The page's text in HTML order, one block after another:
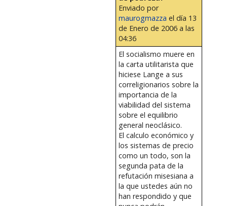
Enviado por
maurogmazza el día 13
de Enero de 2006 a las
04:36
El socialismo muere en
la carta utilitarista que
hiciese Lange a sus
correligionarios sobre la
importancia de la
viabilidad del sistema
sobre el equilibrio
general neoclásico.
El calculo económico y
los sistemas de precio
como un todo, son la
segunda pata de la
refutación misesiana a
la que ustedes aún no
han respondido y que